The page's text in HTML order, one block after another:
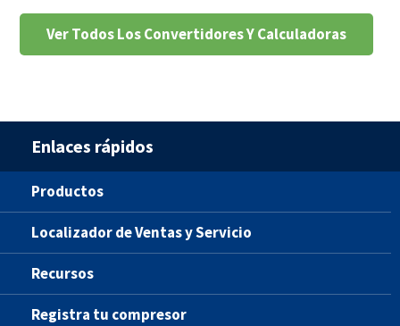
Ver Todos Los Convertidores Y Calculadoras
Enlaces rápidos
Productos
Localizador de Ventas y Servicio
Recursos
Registra tu compresor